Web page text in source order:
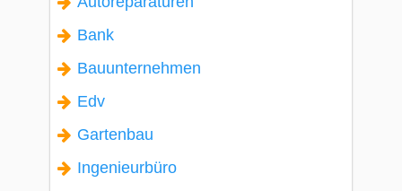
Bank
Bauunternehmen
Edv
Gartenbau
Ingenieurbüro